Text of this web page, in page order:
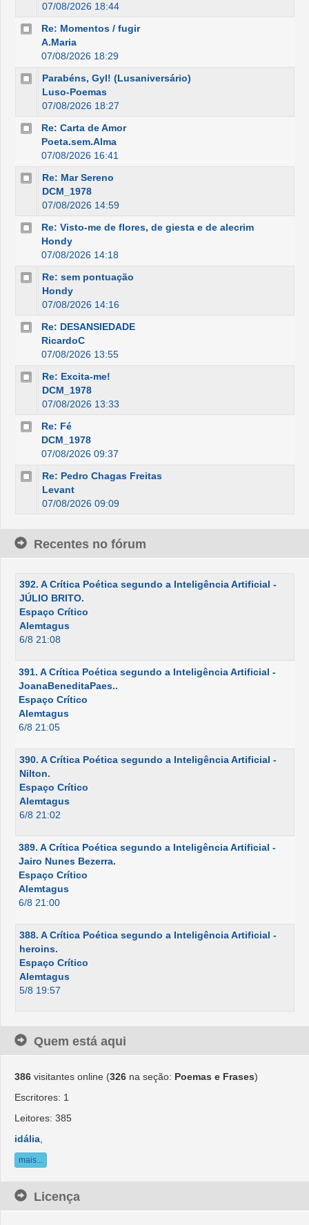
07/08/2026 18:44
Re: Momentos / fugir
A.Maria
07/08/2026 18:29
Parabéns, Gyl! (Lusaniversário)
Luso-Poemas
07/08/2026 18:27
Re: Carta de Amor
Poeta.sem.Alma
07/08/2026 16:41
Re: Mar Sereno
DCM_1978
07/08/2026 14:59
Re: Visto-me de flores, de giesta e de alecrim
Hondy
07/08/2026 14:18
Re: sem pontuação
Hondy
07/08/2026 14:16
Re: DESANSIEDADE
RicardoC
07/08/2026 13:55
Re: Excita-me!
DCM_1978
07/08/2026 13:33
Re: Fé
DCM_1978
07/08/2026 09:37
Re: Pedro Chagas Freitas
Levant
07/08/2026 09:09
Recentes no fórum
392. A Crítica Poética segundo a Inteligência Artificial -
JÚLIO BRITO.
Espaço Crítico
Alemtagus
6/8 21:08
391. A Crítica Poética segundo a Inteligência Artificial -
JoanaBeneditaPaes..
Espaço Crítico
Alemtagus
6/8 21:05
390. A Crítica Poética segundo a Inteligência Artificial -
Nilton.
Espaço Crítico
Alemtagus
6/8 21:02
389. A Crítica Poética segundo a Inteligência Artificial -
Jairo Nunes Bezerra.
Espaço Crítico
Alemtagus
6/8 21:00
388. A Crítica Poética segundo a Inteligência Artificial -
heroins.
Espaço Crítico
Alemtagus
5/8 19:57
Quem está aqui
386 visitantes online (326 na seção: Poemas e Frases)
Escritores: 1
Leitores: 385
idália
mais...
Licença